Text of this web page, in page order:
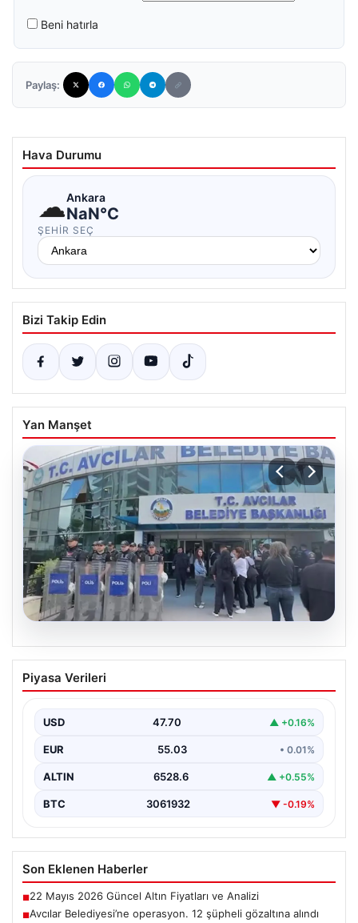
Beni hatırla
Paylaş:
Hava Durumu
☁Ankara
NaN°C
ŞEHIR SEÇ
Bizi Takip Edin
Yan Manşet
05.08.2026
Avcılar Belediyesi’ne operasyon. 12
şüpheli gözaltına alındı
Piyasa Verileri
USD 47.70 ▲ +0.16%
EUR 55.03 • 0.01%
ALTIN 6528.6 ▲ +0.55%
BTC 3061932 ▼ -0.19%
Son Eklenen Haberler
■22 Mayıs 2026 Güncel Altın Fiyatları ve Analizi
■Avcılar Belediyesi’ne operasyon. 12 şüpheli gözaltına alındı